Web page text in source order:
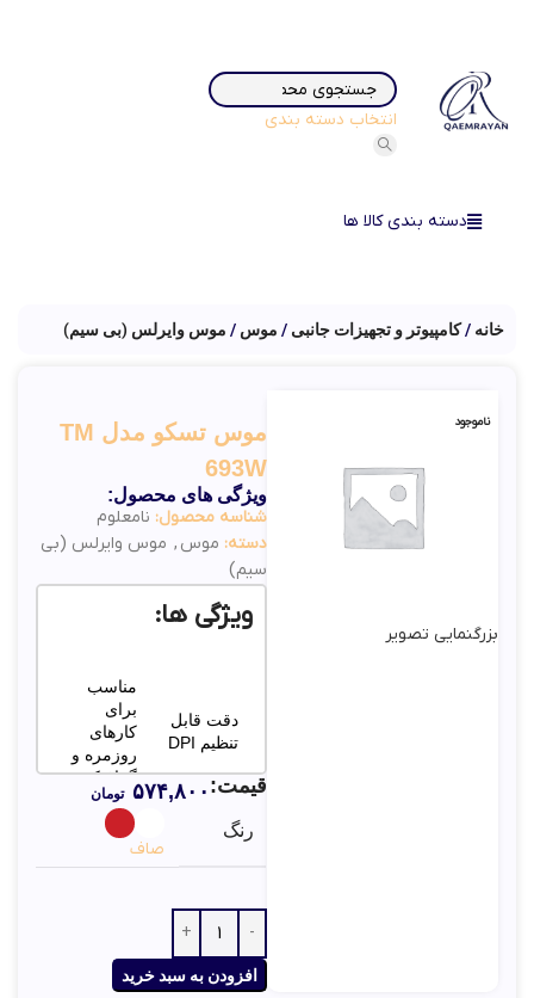
انتخاب دسته بندی
دسته بندی کالا ها
خانه کامپیوتر و تجهیزات جانبی موس موس وایرلس (بی سیم)
ناموجود
بزرگنمایی تصویر
موس تسکو مدل TM
693W
ویژگی های محصول:
شناسه محصول: نامعلوم
دسته: موس , موس وایرلس (بی
سیم)
ویژگی ها:
دقت قابل
تنظیم DPI
مناسب
برای
کارهای
روزمره و
گرافیکی
ارگونومیک
راحت برای
استفاده
اتصال
گیگاهرتز
در عملکرد
موس
رنگ
صاف
افزودن به سبد خرید
قیمت: ۵۷۴,۸۰۰ تومان